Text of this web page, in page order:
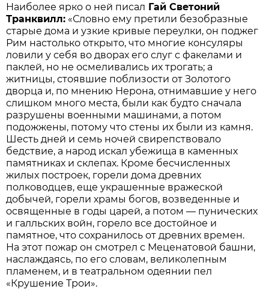
Наиболее ярко о ней писал Гай Светоний
Транквилл: «Словно ему претили безобразные
старые дома и узкие кривые переулки, он поджег
Рим настолько открыто, что многие консуляры
ловили у себя во дворах его слуг с факелами и
паклей, но не осмеливались их трогать; а
житницы, стоявшие поблизости от Золотого
дворца и, по мнению Нерона, отнимавшие у него
слишком много места, были как будто сначала
разрушены военными машинами, а потом
подожжены, потому что стены их были из камня.
Шесть дней и семь ночей свирепствовало
бедствие, а народ искал убежища в каменных
памятниках и склепах. Кроме бесчисленных
жилых построек, горели дома древних
полководцев, еще украшенные вражеской
добычей, горели храмы богов, возведенные и
освященные в годы царей, а потом — пунических
и галльских войн, горело все достойное и
памятное, что сохранилось от древних времен.
На этот пожар он смотрел с Меценатовой башни,
наслаждаясь, по его словам, великолепным
пламенем, и в театральном одеянии пел
«Крушение Трои».